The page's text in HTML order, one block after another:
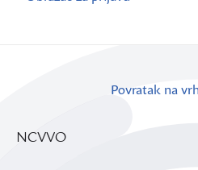
Povratak na vrh
NCVVO